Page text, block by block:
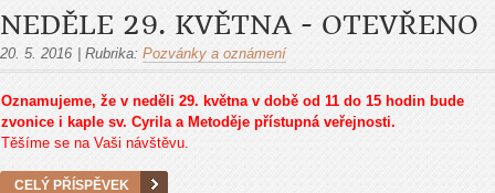
NEDĚLE 29. KVĚTNA - OTEVŘENO
20. 5. 2016 Rubrika: Pozvánky a oznámení
Oznamujeme, že v neděli 29. května v době od 11 do 15 hodin bude
zvonice i kaple sv. Cyrila a Metoděje přístupná veřejnosti.
Těšíme se na Vaši návštěvu.
CELÝ PŘÍSPĚVEK